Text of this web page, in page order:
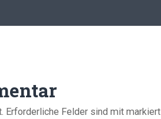
Erforderliche Felder sind mitmarkiert